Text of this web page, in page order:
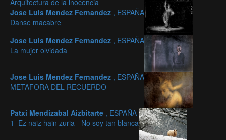
Arquitectura de la inocencia
Jose Luis Mendez Fernandez , ESPAÑA
Danse macabre
Jose Luis Mendez Fernandez , ESPAÑA
La mujer olvidada
Jose Luis Mendez Fernandez , ESPAÑA
METAFORA DEL RECUERDO
Patxi Mendizabal Aizbitarte , ESPAÑA
1_Ez naiz hain zuria - No soy tan blanca